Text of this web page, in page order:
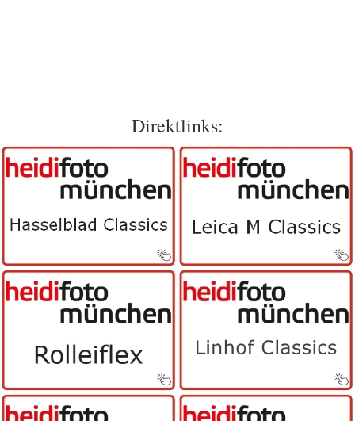
Direktlinks: